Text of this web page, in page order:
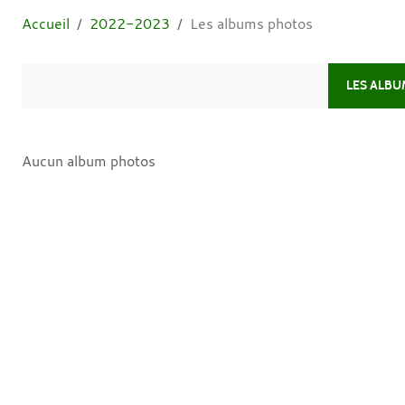
Accueil 2022-2023 Les albums photos
LES
Aucun album photos